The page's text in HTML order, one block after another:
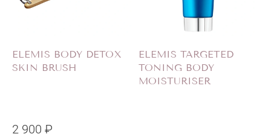
ELEMIS BODY DETOX
SKIN BRUSH
2 900 ₽
ELEMIS TARGETED
TONING BODY
MOISTURISER